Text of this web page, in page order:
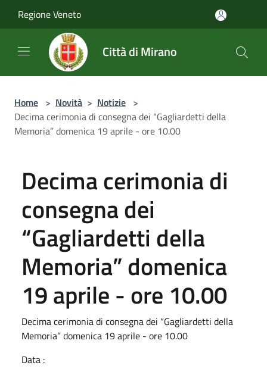
Regione Veneto
Città di Mirano
Home > Novità > Notizie >
Decima cerimonia di consegna dei “Gagliardetti della
Memoria” domenica 19 aprile - ore 10.00
Decima cerimonia di
consegna dei
“Gagliardetti della
Memoria” domenica
19 aprile - ore 10.00
Decima cerimonia di consegna dei “Gagliardetti della
Memoria” domenica 19 aprile - ore 10.00
Data :